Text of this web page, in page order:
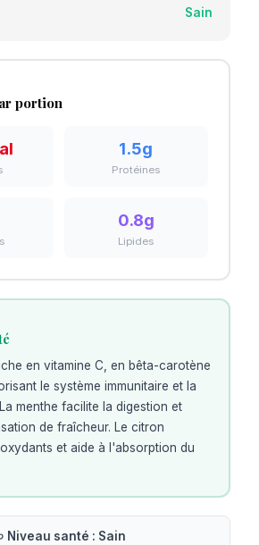
Sain
portion
1.5g
Protéines
0.8g
Lipides
en vitamine C, en bêta-carotène
le système immunitaire et la
menthe facilite la digestion et
de fraîcheur. Le citron
et aide à l'absorption du
Niveau santé : Sain